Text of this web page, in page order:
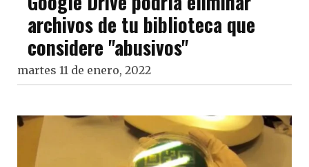
archivos de tu biblioteca que
considere "abusivos"
martes 11 de enero, 2022